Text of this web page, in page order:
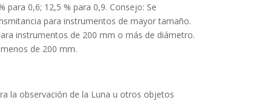
para 0,6; 12,5 % para 0,9. Consejo: Se
para instrumentos de mayor tamaño.
instrumentos de 200 mm o más de diámetro.
de 200 mm.
la observación de la Luna u otros objetos